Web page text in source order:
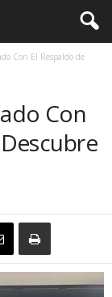
Con El Respaldo de
Con